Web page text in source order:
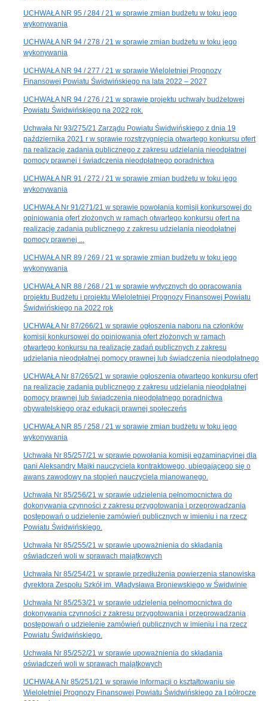
UCHWAŁA NR 95 / 284 / 21 w sprawie zmian budżetu w toku jego
wykonywania
UCHWAŁA NR 94 / 278 / 21 w sprawie zmian budżetu w toku jego
wykonywania
UCHWAŁA NR 94 / 277 / 21 w sprawie Wieloletniej Prognozy
Finansowej Powiatu Świdwińskiego na lata 2022 – 2027
UCHWAŁA NR 94 / 276 / 21 w sprawie projektu uchwały budżetowej
Powiatu Świdwińskiego na 2022 rok.
Uchwała Nr 93/275/21 Zarządu Powiatu Świdwińskiego z dnia 19
października 2021 r w sprawie rozstrzygnięcia otwartego konkursu ofert
na realizację zadania publicznego z zakresu udzielania nieodpłatnej
pomocy prawnej i świadczenia nieodpłatnego poradnictwa
UCHWAŁA NR 91 / 272 / 21 w sprawie zmian budżetu w toku jego
wykonywania
UCHWAŁA Nr 91/271/21 w sprawie powołania komisji konkursowej do
opiniowania ofert złożonych w ramach otwartego konkursu ofert na
realizację zadania publicznego z zakresu udzielania nieodpłatnej
pomocy prawnej ...
UCHWAŁA NR 89 / 269 / 21 w sprawie zmian budżetu w toku jego
wykonywania
UCHWAŁA NR 88 / 268 / 21 w sprawie wytycznych do opracowania
projektu Budżetu i projektu Wieloletniej Prognozy Finansowej Powiatu
Świdwińskiego na 2022 rok
UCHWAŁA Nr 87/266/21 w sprawie ogłoszenia naboru na członków
komisji konkursowej do opiniowania ofert złożonych w ramach
otwartego konkursu na realizację zadań publicznych z zakresu
udzielania nieodpłatnej pomocy prawnej lub świadczenia nieodpłatnego
UCHWAŁA Nr 87/265/21 w sprawie ogłoszenia otwartego konkursu ofert
na realizację zadania publicznego z zakresu udzielania nieodpłatnej
pomocy prawnej lub świadczenia nieodpłatnego poradnictwa
obywatelskiego oraz edukacji prawnej społeczeńs
UCHWAŁA NR 85 / 258 / 21 w sprawie zmian budżetu w toku jego
wykonywania
Uchwała Nr 85/257/21 w sprawie powołania komisji egzaminacyjnej dla
pani Aleksandry Majki nauczyciela kontraktowego, ubiegającego się o
awans zawodowy na stopień nauczyciela mianowanego.
Uchwała Nr 85/256/21 w sprawie udzielenia pełnomocnictwa do
dokonywania czynności z zakresu przygotowania i przeprowadzania
postępowań o udzielenie zamówień publicznych w imieniu i na rzecz
Powiatu Świdwińskiego.
Uchwała Nr 85/255/21 w sprawie upoważnienia do składania
oświadczeń woli w sprawach majątkowych
Uchwała Nr 85/254/21 w sprawie przedłużenia powierzenia stanowiska
dyrektora Zespołu Szkół im. Władysława Broniewskiego w Świdwinie
Uchwała Nr 85/253/21 w sprawie udzielenia pełnomocnictwa do
dokonywania czynności z zakresu przygotowania i przeprowadzania
postępowań o udzielenie zamówień publicznych w imieniu i na rzecz
Powiatu Świdwińskiego.
Uchwała Nr 85/252/21 w sprawie upoważnienia do składania
oświadczeń woli w sprawach majątkowych
UCHWAŁA Nr 85/251/21 w sprawie informacji o kształtowaniu się
Wieloletniej Prognozy Finansowej Powiatu Świdwińskiego za I półrocze